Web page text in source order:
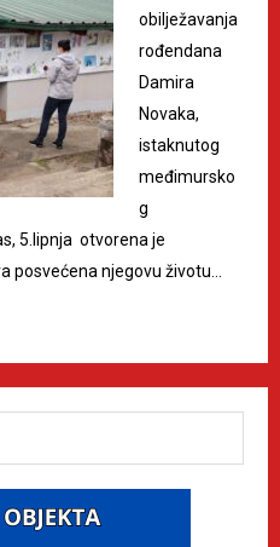
obilježavanja
rođendana
Damira
Novaka,
istaknutog
međimursko
g
5.lipnja otvorena je
posvećena njegovu životu…